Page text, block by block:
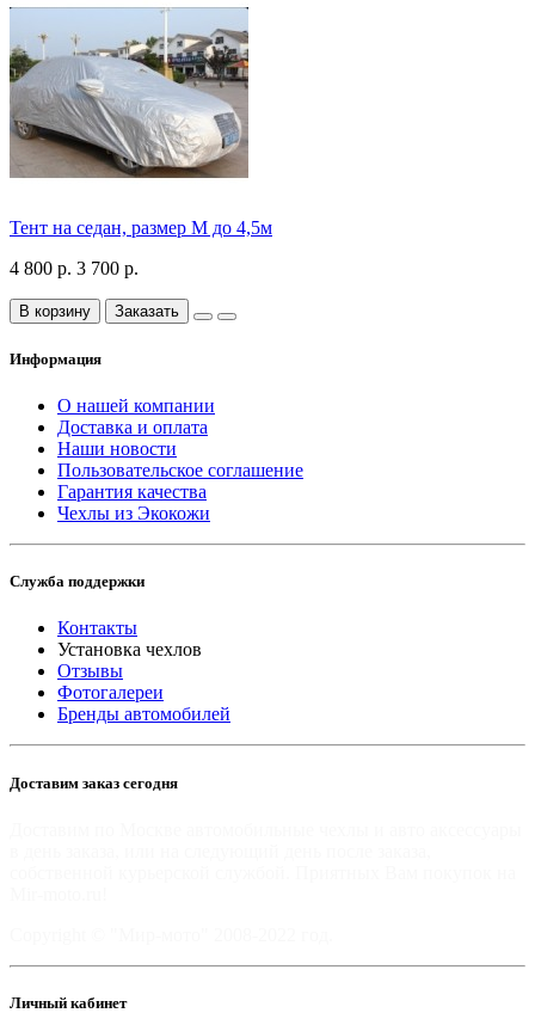
Тент на седан, размер М до 4,5м
4 800 р. 3 700 р.
В корзину Заказать
Информация
О нашей компании
Доставка и оплата
Наши новости
Пользовательское соглашение
Гарантия качества
Чехлы из Экокожи
Служба поддержки
Контакты
Установка чехлов
Отзывы
Фотогалереи
Бренды автомобилей
Доставим заказ сегодня
Личный кабинет